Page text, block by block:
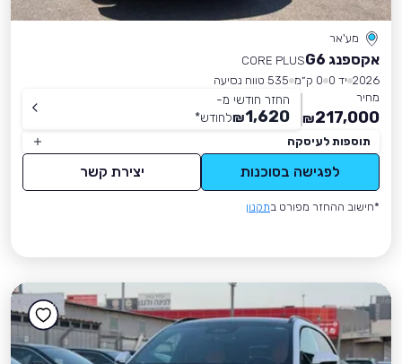
מע'אר
אקספנג G6
CORE PLUS
2026 יד 0 0 ק״מ
535 טווח נסיעה
מחיר
217,000
₪
החזר חודשי מ-
1,620
₪לחודש*
תוספות לעיסקה
לפגישה בסוכנות יצירת קשר
*חישוב ההחזר מפורט בתקנון